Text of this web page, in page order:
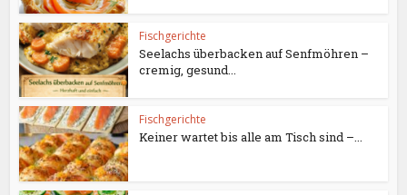
Fischgerichte
Seelachs überbacken auf Senfmöhren –
cremig, gesund...
Fischgerichte
Keiner wartet bis alle am Tisch sind –...